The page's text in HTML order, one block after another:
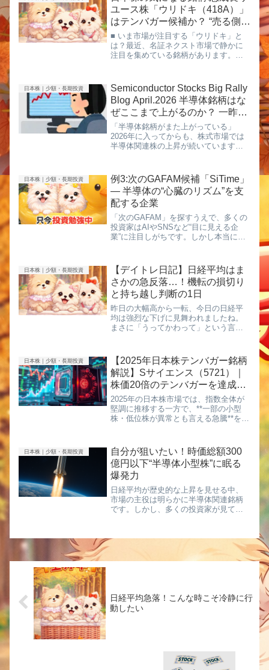
ユース株「ウリドキ（418A）」
はテンバガー候補か？ “売る側の
革命”が始まっている
■ いま市場が注目する「ウリドキ」と
は？最近、名証ネクスト市場で静かに
注目を集めている銘柄があります。そ
いるこの企業。一見すると「中古品の
買取サービス」に見えますが...
日本株｜少額・長期投資
Semiconductor Stocks Big Rally
Blog April.2026 半導体銘柄はな
ぜここまで上がるのか？ 一昨
年・昨年から急騰した注目株
「半導体銘柄がまた上がっている」
2026年に入ってからも、株式市場では
半導体関連株の上昇が続いています。
り、投資家の注目を集めています。し
かし実は、半導体銘柄の強さは今年だ...
日本株｜少額・長期投資
例3:次のGAFAM候補「SiTime」
― 半導体の“心臓のリズム”を支
配する企業
「次のGAFAM」を探すうえで、多くの
投資家はAIやSNSなど“目に見える企
業”に注目しがちです。しかし本当に世
表例がSiTime です。同社は一言でいう
と、👉 あらゆる電...
日本株｜少額・長期投資
【デイトレ日記】日経平均はま
さかの急反落…！機転の損切り
と持ち越し判断の1日
昨日の大幅高から一転、今日の日経平
均は強烈な下げに見舞われましたね。
まさに「うってかわって」という言葉
由からまとめていきます。本日の日経
平均と大幅安の理由本日の日経平均株
価...
日本株｜少額・長期投資
【2025年日本株テンバガー銘柄
解説】Sサイエンス（5721）｜
株価20倍のテンバガーを達成し
た低位株
2025年の日本株市場では、指数全体が
堅調に推移する一方で、**一部の小型
株・低位株が異常とも言える急騰**を見
月で、**株価は約20倍（テンバガー超）
**に到...
日本株｜少額・長期投資
自分が狙いたい！時価総額300
億円以下“半導体小型株”に眠る
爆発力
日経平均が歴史的な上昇を見せる中、
市場の主役は明らかに半導体関連銘柄
です。しかし、多くの投資家が見てい
ん。👉 **“まだ気づかれていない小型半
導体株”**です。■ 爆発候補...
日経平均急落！こんな時こそ冷静に行
動したい